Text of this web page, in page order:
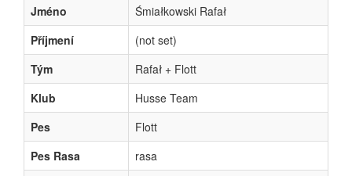
Jméno
Śmiałkowski Rafał
Příjmení
(not set)
Tým
Rafał + Flott
Klub
Husse Team
Pes
Flott
Pes Rasa
rasa